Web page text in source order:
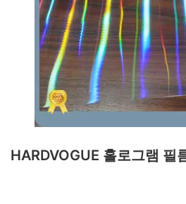
HARDVOGUE 홀로그램 필